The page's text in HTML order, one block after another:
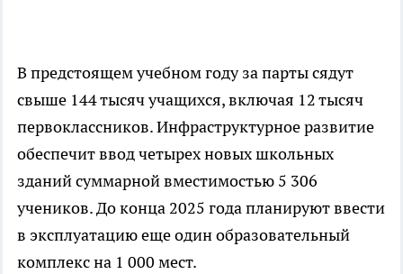
В предстоящем учебном году за парты сядут
свыше 144 тысяч учащихся, включая 12 тысяч
первоклассников. Инфраструктурное развитие
обеспечит ввод четырех новых школьных
зданий суммарной вместимостью 5 306
учеников. До конца 2025 года планируют ввести
в эксплуатацию еще один образовательный
комплекс на 1 000 мест.